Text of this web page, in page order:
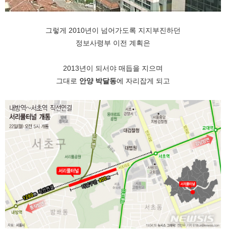
그렇게 2010년이 넘어가도록 지지부진하던
정보사령부 이전 계획은
2013년이 되서야 매듭을 지으며
그대로 안양 박달동에 자리잡게 되고